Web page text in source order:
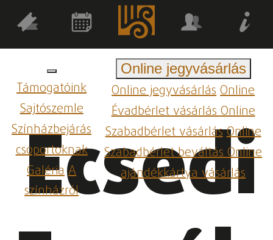
Támogatóink
Sajtószemle
Színházbejárás
csoportoknak
GalériaA
színházról
Online jegyvásárlás
Online jegyvásárlásOnline
Évadbérlet vásárlásOnline
Szabadbérlet vásárlásOnline
Szabadbérlet beváltásOnline
ajándékkártya vásárlás
Ecsedi